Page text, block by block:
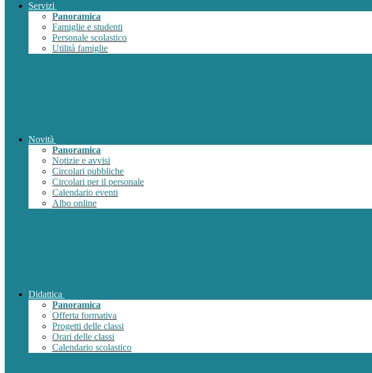
Servizi
Panoramica
Famiglie e studenti
Personale scolastico
Utilità famiglie
Novità
Panoramica
Notizie e avvisi
Circolari pubbliche
Circolari per il personale
Calendario eventi
Albo online
Didattica
Panoramica
Offerta formativa
Progetti delle classi
Orari delle classi
Calendario scolastico